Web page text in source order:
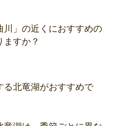
川」の近くにおすすめの
すか？
る北竜湖がおすすめで